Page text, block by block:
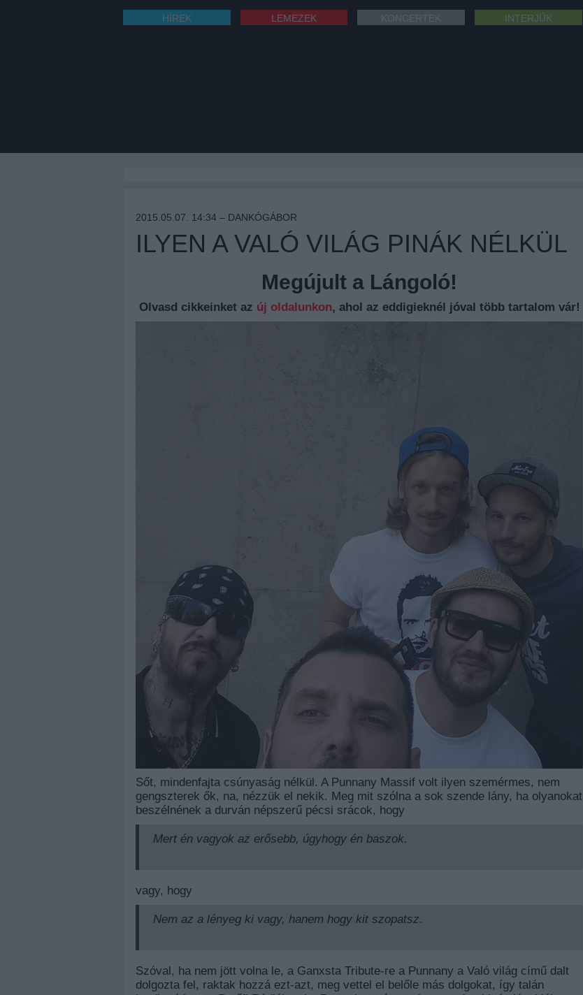
HÍREK LEMEZEK INTERJÚK
2015.05.07. 14:34 – DANKÓGÁBOR
ILYEN A VALÓ VILÁG PINÁK NÉLKÜL
Megújult a Lángoló!
Olvasd cikkeinket az új oldalunkon, ahol az eddigieknél jóval több tartalom vár!
Sőt, mindenfajta csúnyaság nélkül. A Punnany Massif volt ilyen szemérmes, nem
gengszterek ők, na, nézzük el nekik. Meg mit szólna a sok szende lány, ha olyanokat
beszélnének a durván népszerű pécsi srácok, hogy
Mert én vagyok az erősebb, úgyhogy én baszok.
vagy, hogy
Nem az a lényeg ki vagy, hanem hogy kit szopatsz.
Szóval, ha nem jött volna le, a Ganxsta Tribute-re a Punnany a Való világ című dalt
dolgozta fel, raktak hozzá ezt-azt, meg vettel el belőle más dolgokat, így talán